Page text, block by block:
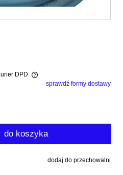
DPD
kosztów płatnościsprawdź formy dostawy
do koszyka
dodaj do przechowalni